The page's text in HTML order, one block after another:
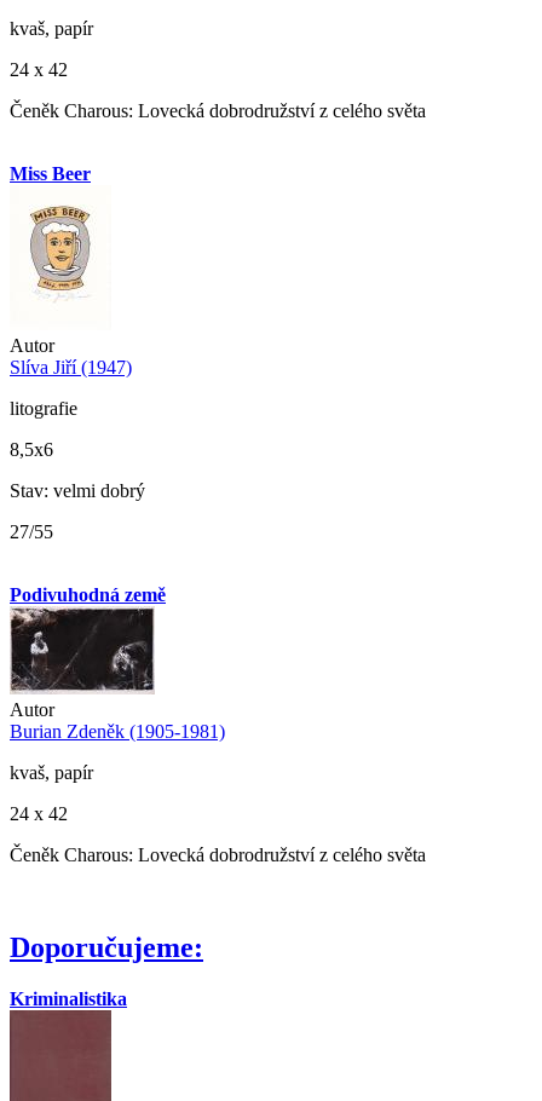
kvaš, papír
24 x 42
Čeněk Charous: Lovecká dobrodružství z celého světa
Miss Beer
Autor
Slíva Jiří (1947)
litografie
8,5x6
Stav: velmi dobrý
27/55
Podivuhodná země
Autor
Burian Zdeněk (1905-1981)
kvaš, papír
24 x 42
Čeněk Charous: Lovecká dobrodružství z celého světa
Doporučujeme:
Kriminalistika